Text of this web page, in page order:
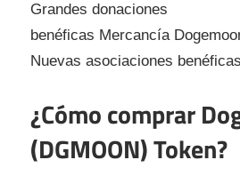
Grandes donaciones
benéficas Mercancía
Nuevas asociaciones benéficas
¿Cómo comprar
(DGMOON) Token?